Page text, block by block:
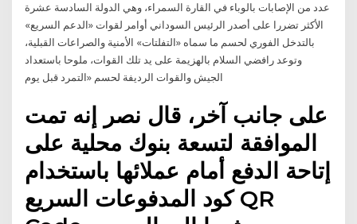
عدد من الإصابات بالوباء في القارة السمراء، وهي الدولة السادسة عشرة
الأكثر تضررا على أصدر الرئيس السوداني أوامر لقوات «الدعم السريع»
بالتدخل الفوري لحسم ما سماه «التفلتات» الأمنية والصراعات القبلية،
وتوعد رافضي السلام بالهزيمة على يد تلك القوات، ملوحا باستعداد
الجيش والقوات الرديفة لحسم «التمرد قبل يوم
على جانب آخر، قال نصر إنه تمت
الموافقة لتسعة بنوك محلية على
إتاحة الدفع أمام عملائها باستخدام
كود المدفوعات السريع QR